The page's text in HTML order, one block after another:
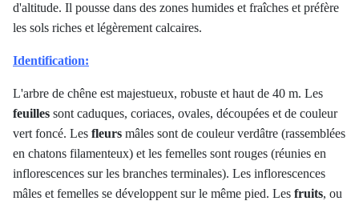
d'altitude. Il pousse dans des zones humides et fraîches et préfère
les sols riches et légèrement calcaires.
Identification:
L'arbre de chêne est majestueux, robuste et haut de 40 m. Les
feuilles sont caduques, coriaces, ovales, découpées et de couleur
vert foncé. Les fleurs mâles sont de couleur verdâtre (rassemblées
en chatons filamenteux) et les femelles sont rouges (réunies en
inflorescences sur les branches terminales). Les inflorescences
mâles et femelles se développent sur le même pied. Les fruits, ou